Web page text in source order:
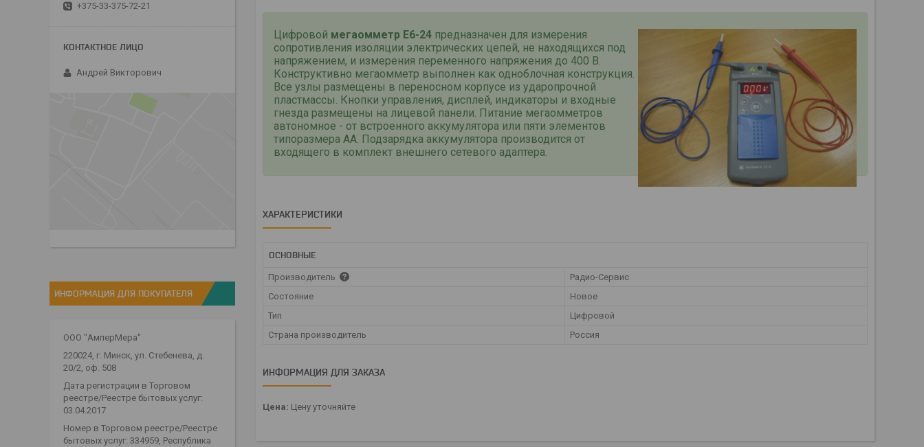
Цифровой мегаомметр Е6-24 предназначен для измерения
сопротивления изоляции электрических цепей, не находящихся под
напряжением, и измерения переменного напряжения до 400 В.
Конструктивно мегаомметр выполнен как одноблочная конструкция.
Все узлы размещены в переносном корпусе из ударопрочной
пластмассы. Кнопки управления, дисплей, индикаторы и входные
гнезда размещены на лицевой панели. Питание мегаомметров
автономное - от встроенного аккумулятора или пяти элементов
типоразмера АА. Подзарядка аккумулятора производится от
входящего в комплект внешнего сетевого адаптера.
ХАРАКТЕРИСТИКИ
ОСНОВНЫЕ
Производитель
Радио-Сервис
Состояние
Новое
Тип
Цифровой
Страна производитель
Россия
ИНФОРМАЦИЯ ДЛЯ ЗАКАЗА
Цена: Цену уточняйте
+375-33-375-72-21
Андрей Викторович
ИНФОРМАЦИЯ ДЛЯ ПОКУПАТЕЛЯ
ООО "АмперМера"
220024, г. Минск, ул. Стебенева, д.
20/2, оф. 508
Дата регистрации в Торговом
реестре/Реестре бытовых услуг:
03.04.2017
Номер в Торговом реестре/Реестре
бытовых услуг: 334959, Республика